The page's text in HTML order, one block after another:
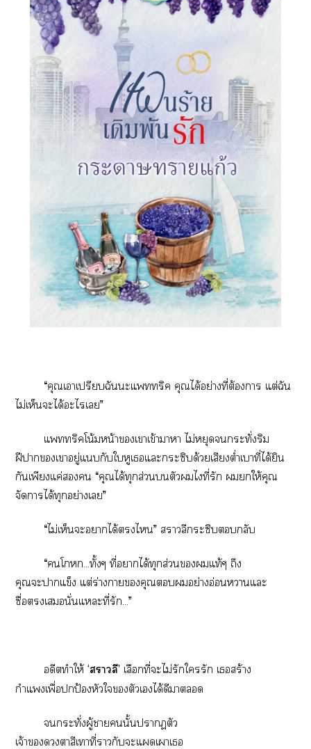
“คุณเาเปรียบฉันะแริค คุณได้อย่างที่ต้องา แต่ฉัน
ไม่เห็นะได้ะไเ”
แริคโน้มหน้าเาเข้าาา ไม่หยุดกระทั่งริม
ฝีาเาอยู่แกับใหูเแะกระซิบด้วยเสียงต่ำเาที่ได้ยิน
กันเพียงแค่ “คุณได้ทุกส่วนตัวไที่รัก ให้คุณ
จัดาได้ทุกอย่างเ”
“ไม่เห็นะาได้ไ” าวลีกระซิบกลับ
“โ...ทั้งๆ ที่าได้ทุกส่วนแท้ๆ ถึง
คุณะาแข็ง แต่ร่างาคุณอย่างอ่อนาแะ
ซื่อเนั่นแะที่รัก...”
อดีตทำให้ ‘าวลี’ เลือกที่ะไม่รักใรัก เสร้าง
กำแเพื่อปกป้องหัวใตัวเได้ดีา
กระทั่งผู้านั้นาตัว
เจ้าาสีเาที่ากับะแเาเ